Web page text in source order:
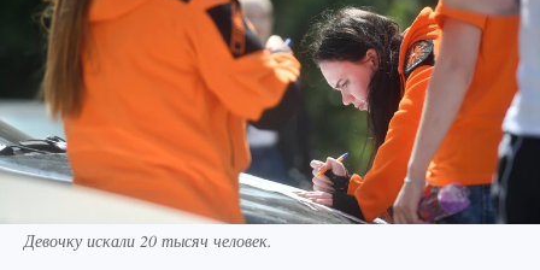
Девочку искали 20 тысяч человек.